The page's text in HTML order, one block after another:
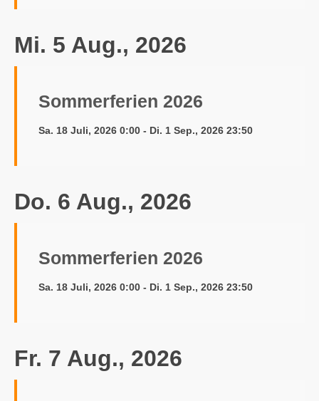
Mi. 5 Aug., 2026
Sommerferien 2026
Sa. 18 Juli, 2026 0:00 - Di. 1 Sep., 2026 23:50
Do. 6 Aug., 2026
Sommerferien 2026
Sa. 18 Juli, 2026 0:00 - Di. 1 Sep., 2026 23:50
Fr. 7 Aug., 2026